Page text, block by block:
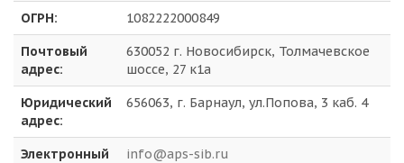
ОГРН: 1082222000849
Почтовый
адрес:
630052 г. Новосибирск, Толмачевское
шоссе, 27 к1а
Юридический
адрес:
656063, г. Барнаул, ул.Попова, 3 каб. 4
Электронный
info@aps-sib.ru